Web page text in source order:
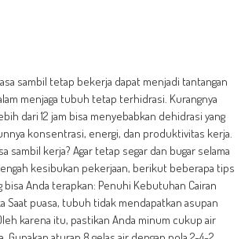
sambil tetap bekerja dapat menjadi tantangan
menjaga tubuh tetap terhidrasi. Kurangnya
dari 12 jam bisa menyebabkan dehidrasi yang
konsentrasi, energi, dan produktivitas kerja.
sambil kerja? Agar tetap segar dan bugar selama
kesibukan pekerjaan, berikut beberapa tips
bisa Anda terapkan: Penuhi Kebutuhan Cairan
Saat puasa, tubuh tidak mendapatkan asupan
karena itu, pastikan Anda minum cukup air